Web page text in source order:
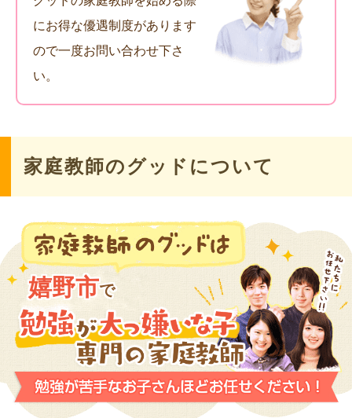
にお得な優遇制度があります
ので一度お問い合わせ下さ
い。
家庭教師のグッドについて
嬉野市で